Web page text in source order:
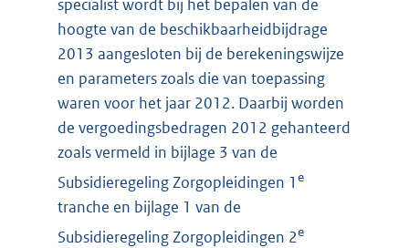
specialist wordt bij het bepalen van de
hoogte van de beschikbaarheidbijdrage
2013 aangesloten bij de berekeningswijze
en parameters zoals die van toepassing
waren voor het jaar 2012. Daarbij worden
de vergoedingsbedragen 2012 gehanteerd
zoals vermeld in bijlage 3 van de
Subsidieregeling Zorgopleidingen 1 e
tranche en bijlage 1 van de
Subsidieregeling Zorgopleidingen 2e